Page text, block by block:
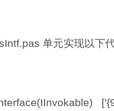
单元实现以下